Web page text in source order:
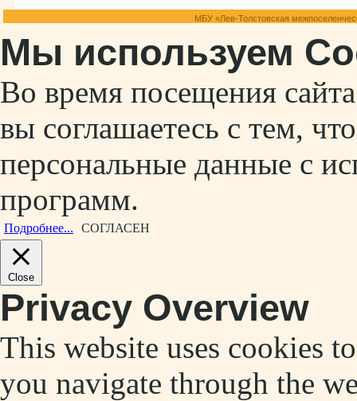
МБУ «Лев-Толстовская
Мы используем
Во время посещения
вы соглашаетесь с тем,
персональные данные с
программ.
Подробнее... СОГЛАСЕН
Close
Privacy Overview
This website uses cookies
you navigate through the